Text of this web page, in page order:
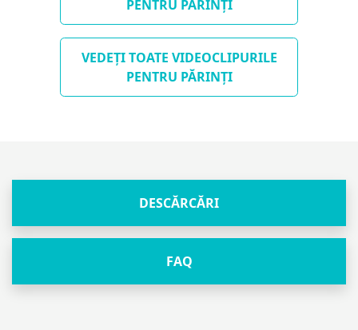
PENTRU PĂRINȚI
VEDEȚI TOATE VIDEOCLIPURILE
PENTRU PĂRINȚI
DESCĂRCĂRI
FAQ